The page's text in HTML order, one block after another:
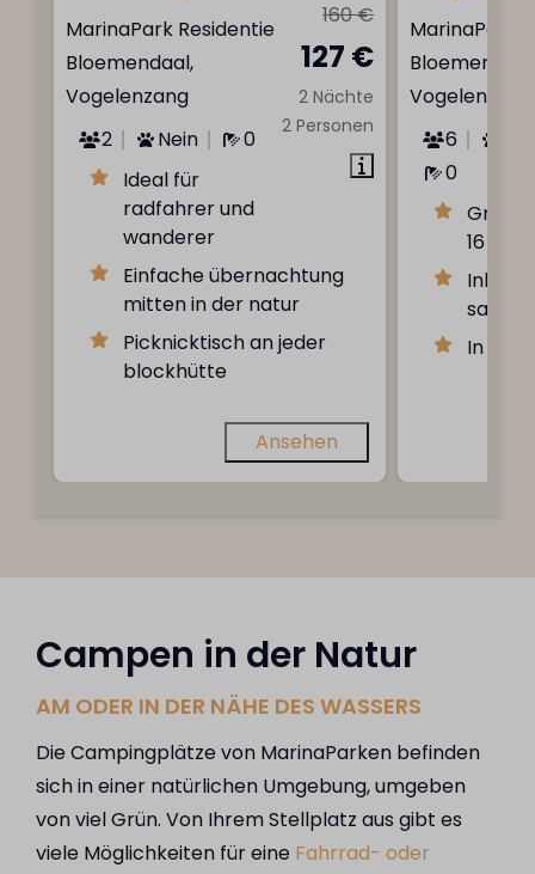
160 €
127 €
2 Nächte
2 Personen
MarinaPark Residentie
Bloemendaal,
Vogelenzang
2
Nein
0
Ideal für
radfahrer und
wanderer
Einfache übernachtung
mitten in der natur
Picknicktisch an jeder
blockhütte
Ansehen
MarinaPark
Vogelenzang
6
0
16
In
Campen in der Natur
AM ODER IN DER NÄHE DES WASSERS
Die Campingplätze von MarinaParken befinden
sich in einer natürlichen Umgebung, umgeben
von viel Grün. Von Ihrem Stellplatz aus gibt es
viele Möglichkeiten für eine Fahrrad- oder